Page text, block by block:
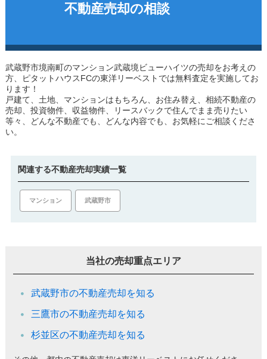
不動産売却の相談
武蔵野市境南町のマンション武蔵境ビューハイツの売却をお考えの
方、ピタットハウスFCの東洋リーベストでは無料査定を実施してお
ります！
戸建て、土地、マンションはもちろん、お住み替え、相続不動産の
売却、投資物件、収益物件、リースバックで住んでまま売りたい
等々、どんな不動産でも、どんな内容でも、お気軽にご相談くださ
い。
関連する不動産売却実績一覧
マンション 武蔵野市
当社の売却重点エリア
武蔵野市の不動産売却を知る
三鷹市の不動産売却を知る
杉並区の不動産売却を知る